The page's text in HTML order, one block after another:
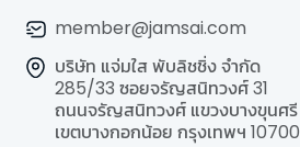
member@jamsai.com
บริษัท แจ่มใส พับลิชชิ่ง จำกัด
285/33 ซอยจรัญสนิทวงศ์ 31
ถนนจรัญสนิทวงศ์ แขวงบางขุนศรี
เขตบางกอกน้อย กรุงเทพฯ 10700